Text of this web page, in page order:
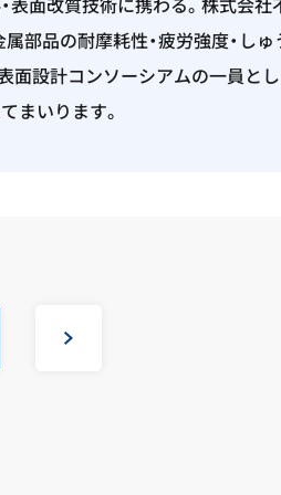
部品の耐摩耗性・疲労強度・しゅ
面設計コンソーシアムの一員とし
まいります。